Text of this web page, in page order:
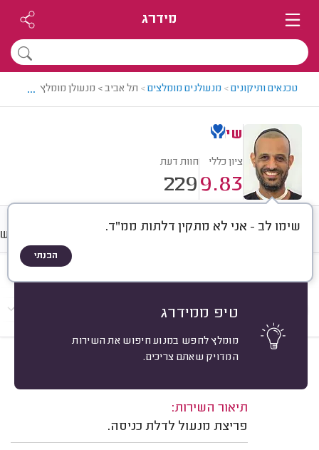
מידרג
טכנאים ותיקונים> מנעולנים מומלצים> תל אביב > מנעולן מומלץ - שי
...
שי
ציון כללי
9.83
חוות דעת
229
שימו לב - אני לא מתקין דלתות ממ"ד.
הבנתי
טיפ ממידרג
מומלץ לחפש במנוע חיפוש את השירות
המדויק שאתם צריכים.
חוות דעת מחירים
התקנות
אריק יפה, תל אביב.
תיאור השירות:
פריצת מנעול לדלת כניסה.